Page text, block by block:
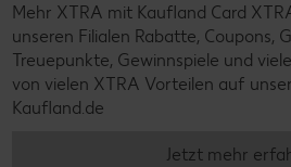
Mehr XTRA mit Kaufland Card
unseren Filialen Rabatte, Coupons,
Treuepunkte, Gewinnspiele und
von vielen XTRA Vorteilen auf
Kaufland.de
Jetzt mehr